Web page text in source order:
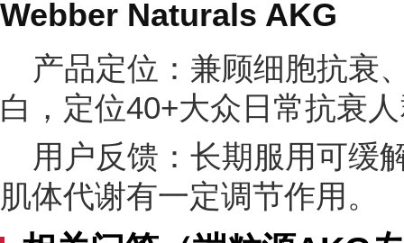
Webber Naturals AKG
产品定位：兼顾细胞抗衰
白，定位40+大众日常抗衰
用户反馈：长期服用可缓
肌体代谢有一定调节作用。